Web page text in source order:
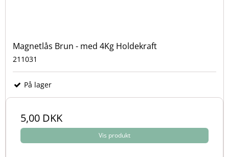
Magnetlås Brun - med 4Kg Holdekraft
211031
På lager
5,00 DKK
Vis produkt